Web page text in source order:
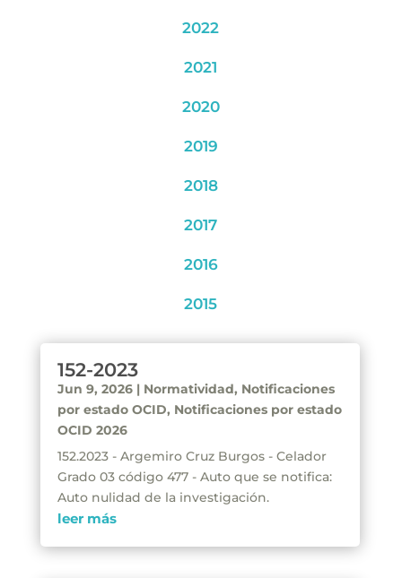
2022
2021
2020
2019
2018
2017
2016
2015
152-2023
Jun 9, 2026| Normatividad, Notificaciones
por estado OCID, Notificaciones por estado
OCID 2026
152.2023 - Argemiro Cruz Burgos - Celador
Grado 03 código 477 - Auto que se notifica:
Auto nulidad de la investigación.
leer más